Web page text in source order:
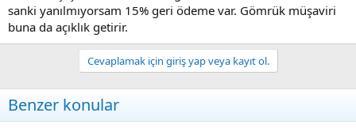
sanki yanılmıyorsam 15% geri ödeme var. Gömrük müşaviri
buna da açıklık getirir.
Cevaplamak için giriş yap veya kayıt ol.
Benzer konular